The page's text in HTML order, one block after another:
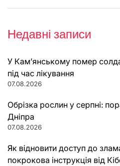
Недавні записи
У Кам’янському помер
під час лікування
07.08.2026
Обрізка рослин у серпні:
Дніпра
07.08.2026
Як відновити доступ до
покрокова інструкція від